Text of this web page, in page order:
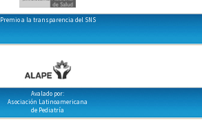
Premio a la transparencia del SNS
Avalado por:
Asociación Latinoamericana
de Pediatría